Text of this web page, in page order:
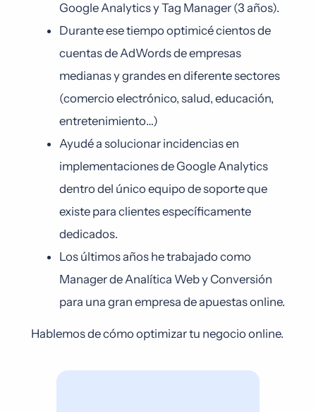
Google Analytics y Tag Manager (3 años).
Durante ese tiempo optimicé cientos de
cuentas de AdWords de empresas
medianas y grandes en diferente sectores
(comercio electrónico, salud, educación,
entretenimiento…)
Ayudé a solucionar incidencias en
implementaciones de Google Analytics
dentro del único equipo de soporte que
existe para clientes específicamente
dedicados.
Los últimos años he trabajado como
Manager de Analítica Web y Conversión
para una gran empresa de apuestas online.
Hablemos de cómo optimizar tu negocio online.